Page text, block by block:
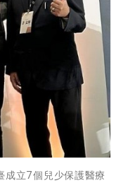
成立7個兒少保護醫療